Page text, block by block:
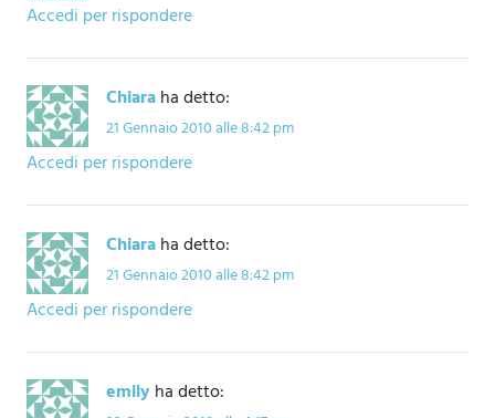
Accedi per rispondere
Chiaraha detto:
21 Gennaio 2010 alle 8:42 pm
Accedi per rispondere
Chiaraha detto:
21 Gennaio 2010 alle 8:42 pm
Accedi per rispondere
emilyha detto: